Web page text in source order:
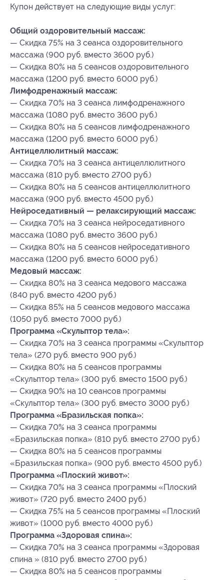
Купон действует на следующие виды услуг:
Общий оздоровительный массаж:
— Скидка 75% на 3 сеанса оздоровительного
массажа (900 руб. вместо 3600 руб.)
— Скидка 80% на 5 сеансов оздоровительного
массажа (1200 руб. вместо 6000 руб.)
Лимфодренажный массаж:
— Скидка 70% на 3 сеанса лимфодренажного
массажа (1080 руб. вместо 3600 руб.)
— Скидка 80% на 5 сеансов лимфодренажного
массажа (1200 руб. вместо 6000 руб.)
Антицеллюлитный массаж:
— Скидка 70% на 3 сеанса антицеллюлитного
массажа (810 руб. вместо 2700 руб.)
— Скидка 80% на 5 сеансов антицеллюлитного
массажа (900 руб. вместо 4500 руб.)
Нейроседативный — релаксирующий массаж:
— Скидка 70% на 3 сеанса нейроседативного
массажа (1080 руб. вместо 3600 руб.)
— Скидка 80% на 5 сеансов нейроседативного
массажа (1200 руб. вместо 6000 руб.)
Медовый массаж:
— Скидка 80% на 3 сеанса медового массажа
(840 руб. вместо 4200 руб.)
— Скидка 85% на 5 сеансов медового массажа
(1050 руб. вместо 7000 руб.)
Программа «Скульптор тела»:
— Скидка 70% на 3 сеанса программы «Скульптор
тела» (270 руб. вместо 900 руб.)
— Скидка 80% на 5 сеансов программы
«Скульптор тела» (300 руб. вместо 1500 руб.)
— Скидка 90% на 10 сеансов программы
«Скульптор тела» (300 руб. вместо 3000 руб.)
Программа «Бразильская попка»:
— Скидка 70% на 3 сеанса программы
«Бразильская попка» (810 руб. вместо 2700 руб.)
— Скидка 80% на 5 сеансов программы
«Бразильская попка» (900 руб. вместо 4500 руб.)
Программа «Плоский живот»:
— Скидка 70% на 3 сеанса программы «Плоский
живот» (720 руб. вместо 2400 руб.)
— Скидка 75% на 5 сеансов программы «Плоский
живот» (1000 руб. вместо 4000 руб.)
Программа «Здоровая спина»:
— Скидка 70% на 3 сеанса программы «Здоровая
спина » (810 руб. вместо 2700 руб.)
— Скидка 80% на 5 сеансов программы